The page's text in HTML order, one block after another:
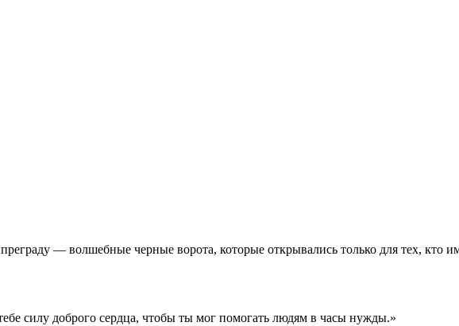
— волшебные черные ворота, которые открывались только для тех, кто
силу доброго сердца, чтобы ты мог помогать людям в часы нужды.»